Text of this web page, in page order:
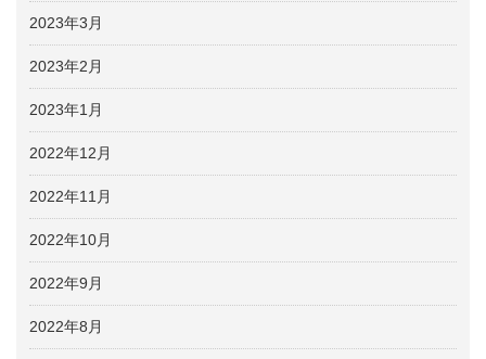
2023年3月
2023年2月
2023年1月
2022年12月
2022年11月
2022年10月
2022年9月
2022年8月